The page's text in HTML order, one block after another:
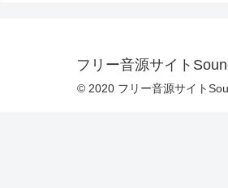
フリー音源サイト
© 2020 フリー音源サイト